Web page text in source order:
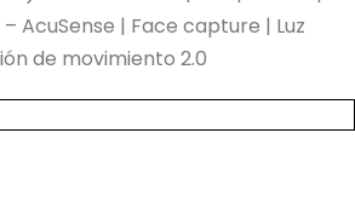
AcuSense | Face capture | Luz
de movimiento 2.0